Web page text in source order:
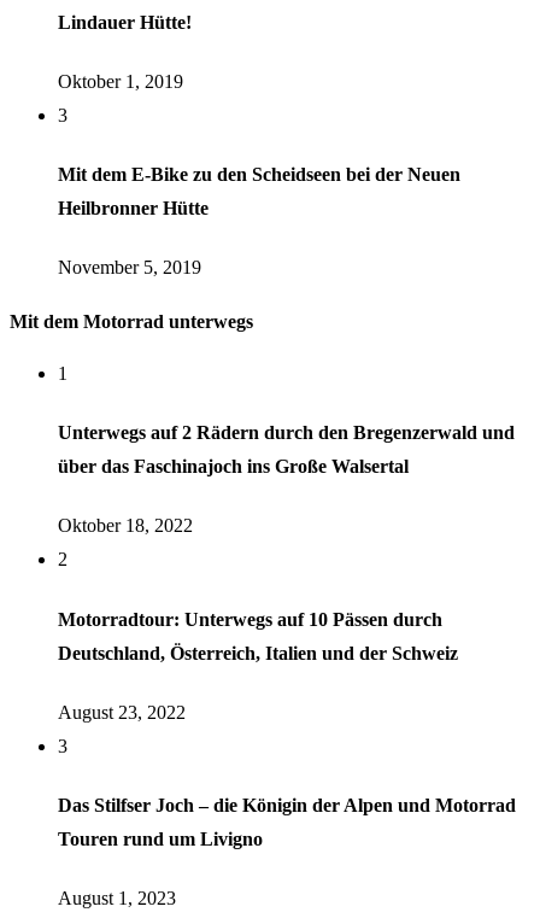
Lindauer Hütte!
Oktober 1, 2019
3
Mit dem E-Bike zu den Scheidseen bei der Neuen
Heilbronner Hütte
November 5, 2019
Mit dem Motorrad unterwegs
1
Unterwegs auf 2 Rädern durch den Bregenzerwald und
über das Faschinajoch ins Große Walsertal
Oktober 18, 2022
2
Motorradtour: Unterwegs auf 10 Pässen durch
Deutschland, Österreich, Italien und der Schweiz
August 23, 2022
3
Das Stilfser Joch – die Königin der Alpen und Motorrad
Touren rund um Livigno
August 1, 2023